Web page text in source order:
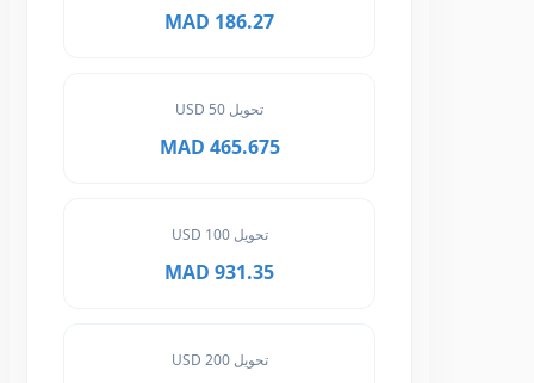
186.27 MAD
465.675 MAD
تحويل 100 USD
931.35 MAD
تحويل 200 USD